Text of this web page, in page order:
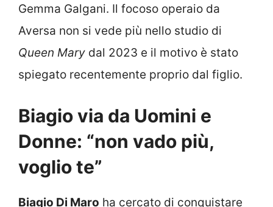
Gemma Galgani. Il focoso operaio da
Aversa non si vede più nello studio di
Queen Mary dal 2023 e il motivo è stato
spiegato recentemente proprio dal figlio.
Biagio via da Uomini e
Donne: “non vado più,
voglio te”
Biagio Di Maro ha cercato di conquistare